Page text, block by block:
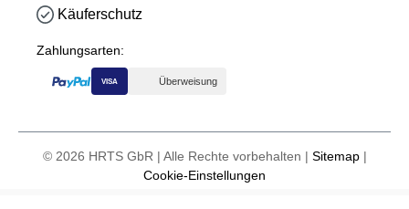
Käuferschutz
Zahlungsarten:
VISA Überweisung
© 2026 HRTS GbR | Alle Rechte vorbehalten | Sitemap|
Cookie-Einstellungen